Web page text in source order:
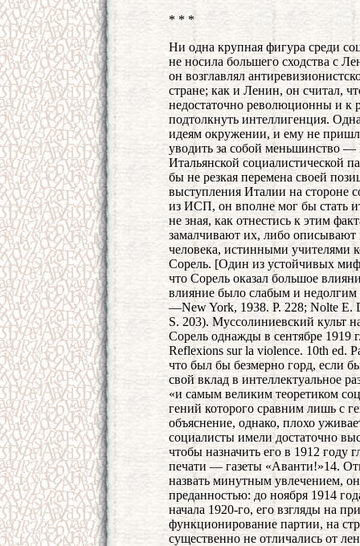
* * *
Ни одна крупная фигура среди
не носила большего сходства с
он возглавлял
стране; как и Ленин, он считал,
недостаточно революционны и к
подтолкнуть интеллигенция.
идеям окружении, и ему не
уводить за собой меньшинство
Итальянской социалистической
бы не резкая перемена своей
выступления Италии на стороне
из ИСП, он вполне мог бы стать
не зная, как отнестись к этим
замалчивают их, либо описывают
человека, истинными учителями
Сорель. [Один из устойчивых
что Сорель оказал большое
влияние было слабым и
—New York, 1938. P. 228; Nolte E.
S. 203). Муссолиниевский культ
Сорель однажды в сентябре 1919
Reflexions sur la violence. 10th ed.
что был бы безмерно горд, если
свой вклад в интеллектуальное
«и самым великим теоретиком
гений которого сравним лишь с
объяснение, однако, плохо
социалисты имели достаточно
чтобы назначить его в 1912 году
печати — газеты «Аванти!»14.
назвать минутным увлечением,
преданностью: до ноября 1914
начала 1920-го, его взгляды на
функционирование партии, на
существенно не отличались от